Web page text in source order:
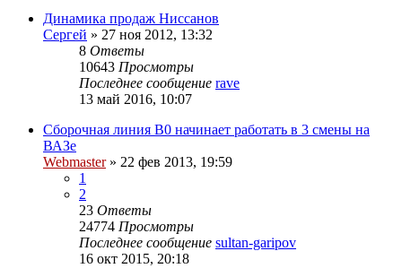
Динамика продаж Ниссанов
Сергей » 27 ноя 2012, 13:32
8 Ответы
10643 Просмотры
Последнее сообщение rave
13 май 2016, 10:07
Сборочная линия B0 начинает работать в 3 смены на
ВАЗе
Webmaster» 22 фев 2013, 19:59
1
2
23 Ответы
24774 Просмотры
Последнее сообщение sultan-garipov
16 окт 2015, 20:18